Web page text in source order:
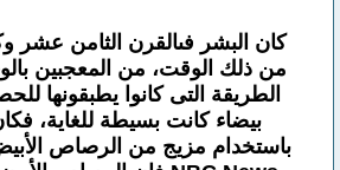
كان البشر فىالقرن الثامن عشر
من ذلك الوقت، من المعجبين
الطريقة التى كانوا يطبقونها
بيضاء كانت بسيطة للغاية،
باستخدام مزيج من الرصاص